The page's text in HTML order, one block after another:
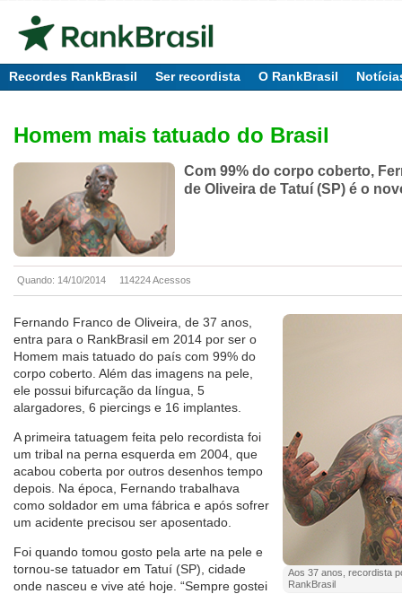
Recordes RankBrasil Ser recordista O RankBrasil
Homem mais tatuado do Brasil
Com 99% do corpo coberto,
de Oliveira de Tatuí (SP) é o
Quando: 14/10/2014 114224 Acessos
Aos 37 anos, recordista
RankBrasil
Fernando Franco de Oliveira, de 37 anos,
entra para o RankBrasil em 2014 por ser o
Homem mais tatuado do país com 99% do
corpo coberto. Além das imagens na pele,
ele possui bifurcação da língua, 5
alargadores, 6 piercings e 16 implantes.
A primeira tatuagem feita pelo recordista foi
um tribal na perna esquerda em 2004, que
acabou coberta por outros desenhos tempo
depois. Na época, Fernando trabalhava
como soldador em uma fábrica e após sofrer
um acidente precisou ser aposentado.
Foi quando tomou gosto pela arte na pele e
tornou-se tatuador em Tatuí (SP), cidade
onde nasceu e vive até hoje. “Sempre gostei